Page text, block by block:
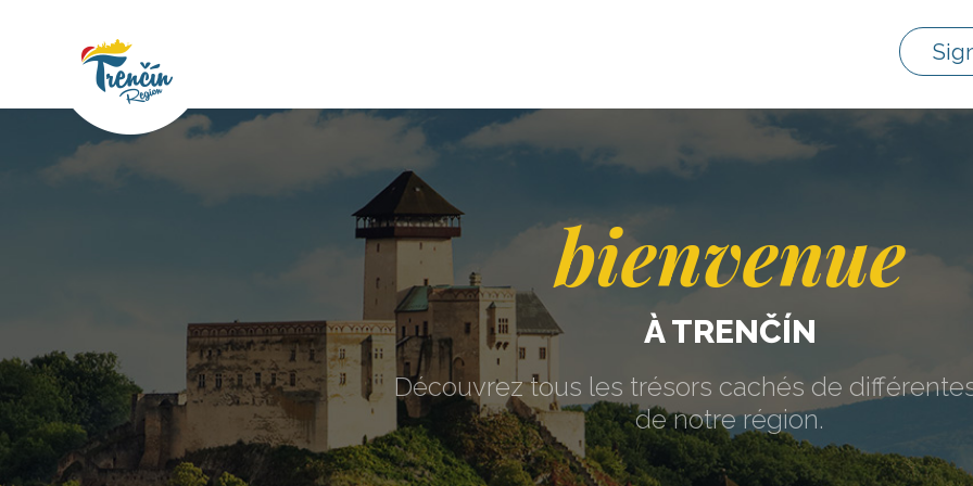
bienvenue
À TRENČÍN
Découvrez tous les trésors cachés de
de notre région.